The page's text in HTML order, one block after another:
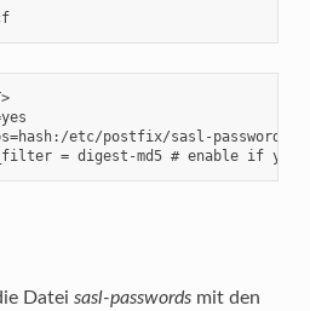
etc/postfix/sasl-passwords
= digest-md5 # enable if
Datei sasl-passwordsmit den